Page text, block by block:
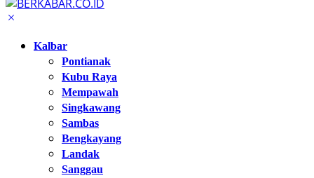
Kalbar
Pontianak
Kubu Raya
Mempawah
Singkawang
Sambas
Bengkayang
Landak
Sanggau